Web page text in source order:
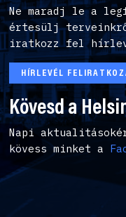
Ne maradj le a
értesülj
iratkozz fel
HÍRLEVÉL
Kövesd a
Napi
kövess minket a